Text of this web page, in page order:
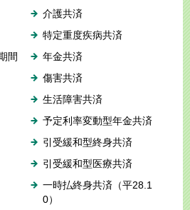
間
介護共済
特定重度疾病共済
年金共済
傷害共済
生活障害共済
予定利率変動型年金共済
引受緩和型終身共済
引受緩和型医療共済
一時払終身共済（平28.1
0）